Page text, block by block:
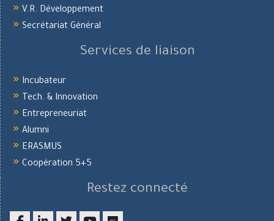
V.R. Développement
Secrétariat Général
Services de liaison
Incubateur
Tech. & Innovation
Entrepreneuriat
Alumni
ERASMUS
Coopération 5+5
Restez connecté